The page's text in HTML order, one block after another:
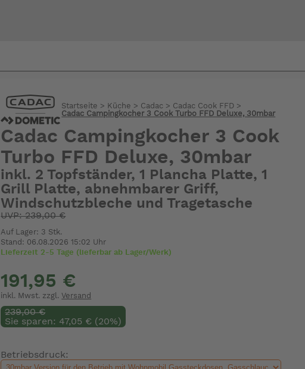
Startseite > Küche > Cadac > Cadac Cook FFD >
Cadac Campingkocher 3 Cook Turbo FFD Deluxe, 30mbar
Cadac Campingkocher 3 Cook
Turbo FFD Deluxe, 30mbar
inkl. 2 Topfständer, 1 Plancha Platte, 1
Grill Platte, abnehmbarer Griff,
Windschutzbleche und Tragetasche
UVP: 239,00 €
Auf Lager: 3 Stk.
Stand: 06.08.2026 15:02 Uhr
Lieferzeit 2-5 Tage (lieferbar ab Lager/Werk)
191,95 €
inkl. Mwst. zzgl. Versand
239,00 €
Sie sparen: 47,05 € (20%)
Betriebsdruck: